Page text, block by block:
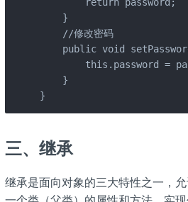
    }
    //修改密码
public void
this.password =
    }
}
三、继承
继承是面向对象的三大特性之一，